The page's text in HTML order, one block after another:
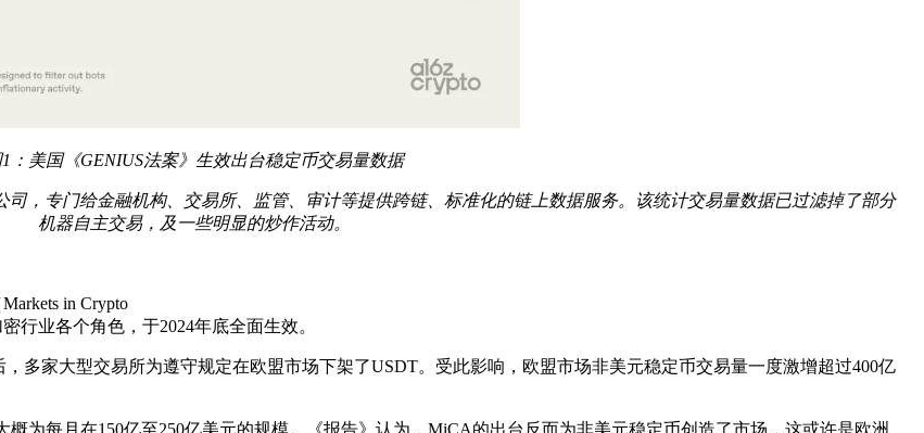
：美国《GENIUS法案》生效出台稳定币交易量数据
，专门给金融机构、交易所、监管、审计等提供跨链、标准化的链上数据服务。该统计交易量数据已过滤掉了部分
机器自主交易，及一些明显的炒作活动。
in Crypto
行业各个角色，于2024年底全面生效。
多家大型交易所为遵守规定在欧盟市场下架了USDT。受此影响，欧盟市场非美元稳定币交易量一度激增超过400亿